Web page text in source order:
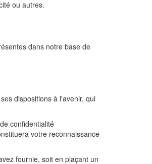
ou autres.
dans notre base de
dispositions à l'avenir, qui
confidentialité
votre reconnaissance
fournie, soit en plaçant un